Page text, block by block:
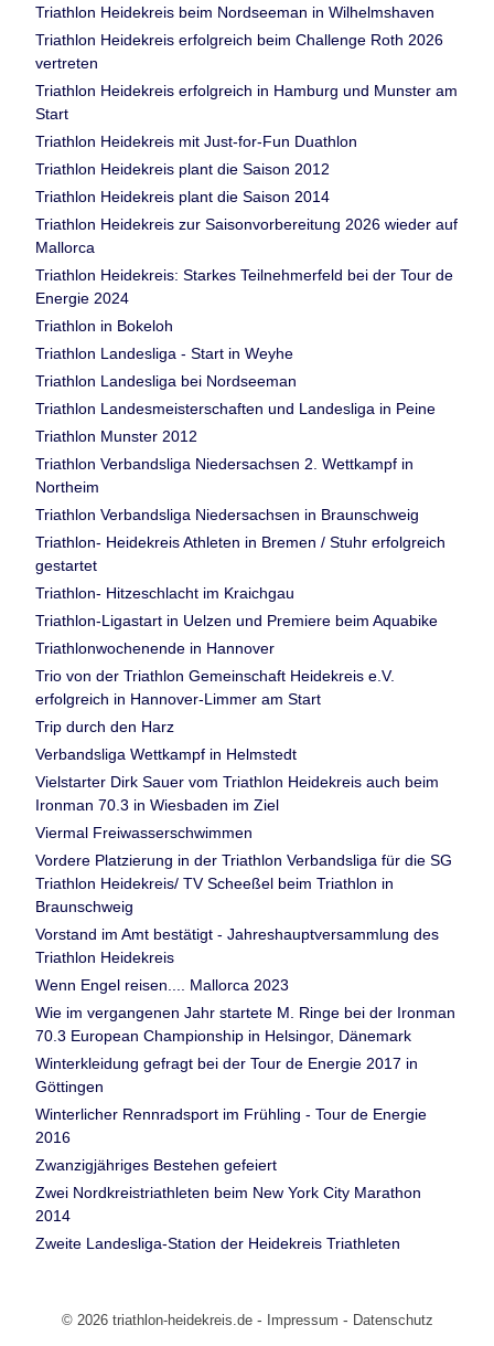
Triathlon Heidekreis beim Nordseeman in Wilhelmshaven
Triathlon Heidekreis erfolgreich beim Challenge Roth 2026
vertreten
Triathlon Heidekreis erfolgreich in Hamburg und Munster am
Start
Triathlon Heidekreis mit Just-for-Fun Duathlon
Triathlon Heidekreis plant die Saison 2012
Triathlon Heidekreis plant die Saison 2014
Triathlon Heidekreis zur Saisonvorbereitung 2026 wieder auf
Mallorca
Triathlon Heidekreis: Starkes Teilnehmerfeld bei der Tour de
Energie 2024
Triathlon in Bokeloh
Triathlon Landesliga - Start in Weyhe
Triathlon Landesliga bei Nordseeman
Triathlon Landesmeisterschaften und Landesliga in Peine
Triathlon Munster 2012
Triathlon Verbandsliga Niedersachsen 2. Wettkampf in
Northeim
Triathlon Verbandsliga Niedersachsen in Braunschweig
Triathlon- Heidekreis Athleten in Bremen / Stuhr erfolgreich
gestartet
Triathlon- Hitzeschlacht im Kraichgau
Triathlon-Ligastart in Uelzen und Premiere beim Aquabike
Triathlonwochenende in Hannover
Trio von der Triathlon Gemeinschaft Heidekreis e.V.
erfolgreich in Hannover-Limmer am Start
Trip durch den Harz
Verbandsliga Wettkampf in Helmstedt
Vielstarter Dirk Sauer vom Triathlon Heidekreis auch beim
Ironman 70.3 in Wiesbaden im Ziel
Viermal Freiwasserschwimmen
Vordere Platzierung in der Triathlon Verbandsliga für die SG
Triathlon Heidekreis/ TV Scheeßel beim Triathlon in
Braunschweig
Vorstand im Amt bestätigt - Jahreshauptversammlung des
Triathlon Heidekreis
Wenn Engel reisen.... Mallorca 2023
Wie im vergangenen Jahr startete M. Ringe bei der Ironman
70.3 European Championship in Helsingor, Dänemark
Winterkleidung gefragt bei der Tour de Energie 2017 in
Göttingen
Winterlicher Rennradsport im Frühling - Tour de Energie
2016
Zwanzigjähriges Bestehen gefeiert
Zwei Nordkreistriathleten beim New York City Marathon
2014
Zweite Landesliga-Station der Heidekreis Triathleten
© 2026 triathlon-heidekreis.de- Impressum - Datenschutz